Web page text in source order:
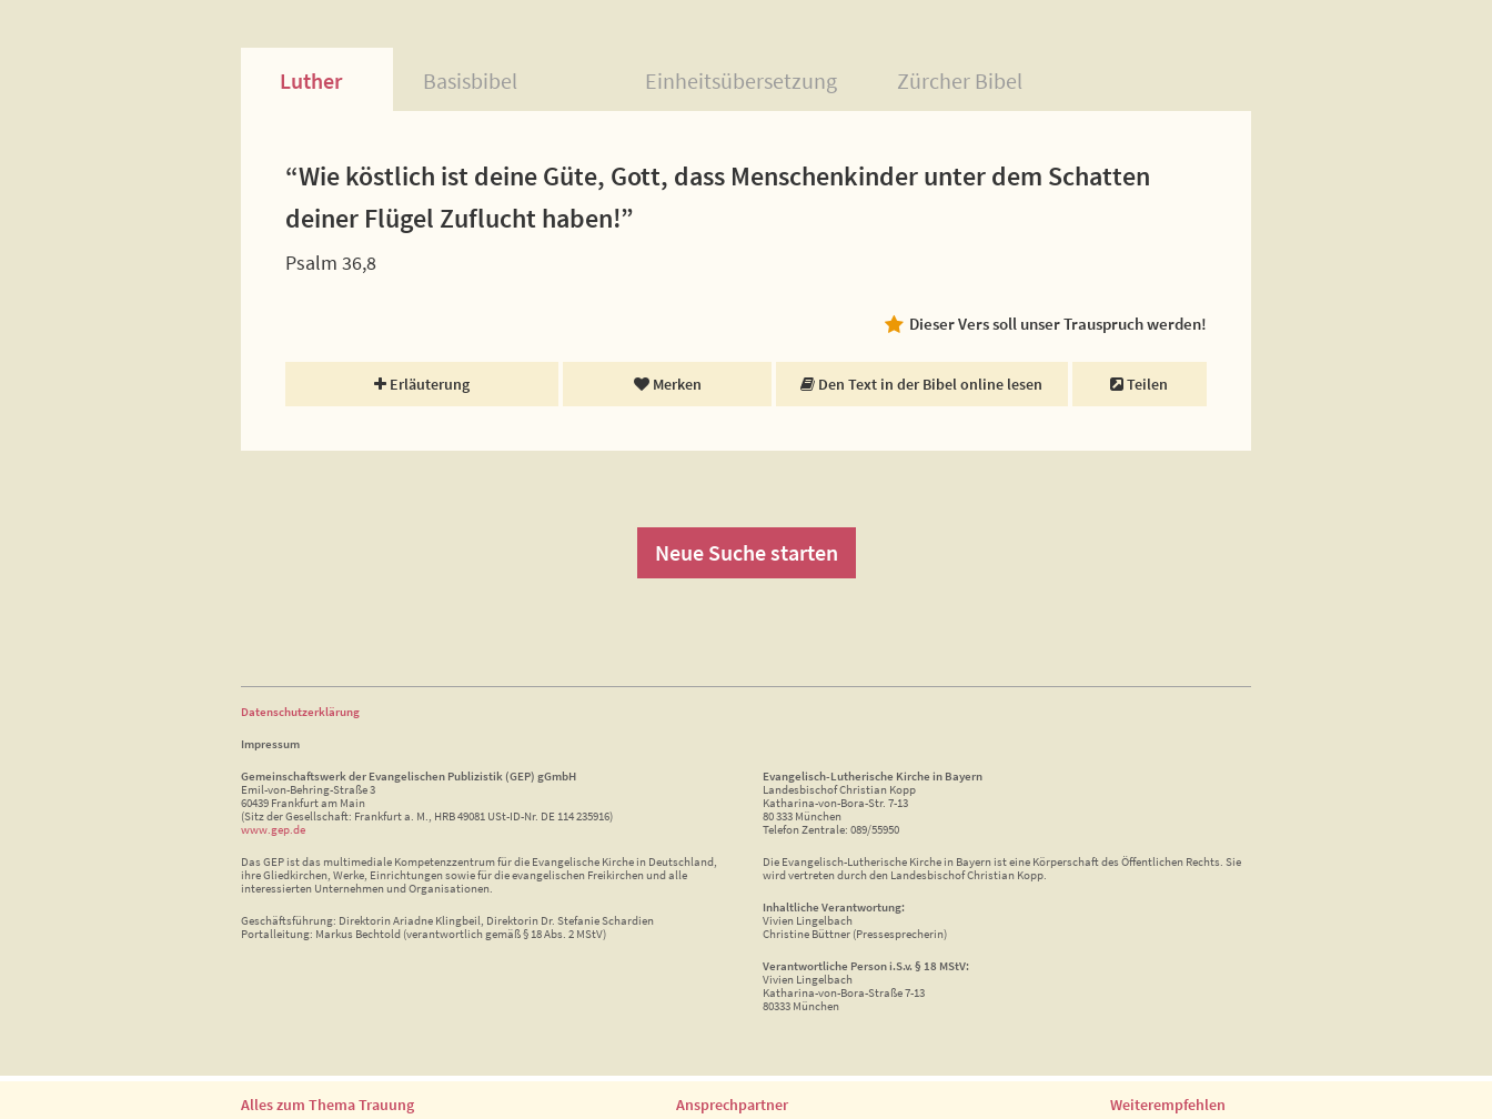
Luther Basisbibel Einheitsübersetzung Zürcher Bibel
“Wie köstlich ist deine Güte, Gott, dass Menschenkinder unter dem Schatten
deiner Flügel Zuflucht haben!”
Psalm 36,8
Dieser Vers soll unser Trauspruch werden!
Erläuterung Merken Den Text in der Bibel online lesen Teilen
Neue Suche starten
Datenschutzerklärung
Impressum
Gemeinschaftswerk der Evangelischen Publizistik (GEP) gGmbH
Emil-von-Behring-Straße 3
60439 Frankfurt am Main
(Sitz der Gesellschaft: Frankfurt a. M., HRB 49081 USt-ID-Nr. DE 114 235916)
www.gep.de
Das GEP ist das multimediale Kompetenzzentrum für die Evangelische Kirche in Deutschland,
ihre Gliedkirchen, Werke, Einrichtungen sowie für die evangelischen Freikirchen und alle
interessierten Unternehmen und Organisationen.
Geschäftsführung: Direktorin Ariadne Klingbeil, Direktorin Dr. Stefanie Schardien
Portalleitung: Markus Bechtold (verantwortlich gemäß § 18 Abs. 2 MStV)
Evangelisch-Lutherische Kirche in Bayern
Landesbischof Christian Kopp
Katharina-von-Bora-Str. 7-13
80 333 München
Telefon Zentrale: 089/55950
Die Evangelisch-Lutherische Kirche in Bayern ist eine Körperschaft des Öffentlichen Rechts. Sie
wird vertreten durch den Landesbischof Christian Kopp.
Inhaltliche Verantwortung:
Vivien Lingelbach
Christine Büttner (Pressesprecherin)
Verantwortliche Person i.S.v. § 18 MStV:
Vivien Lingelbach
Katharina-von-Bora-Straße 7-13
80333 München
Alles zum Thema Trauung Ansprechpartner Weiterempfehlen